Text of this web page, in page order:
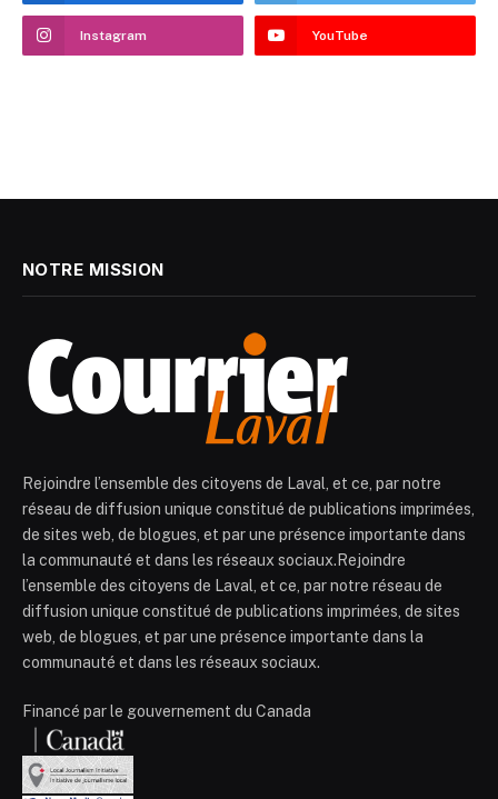
Instagram YouTube
NOTRE MISSION
Rejoindre l’ensemble des citoyens de Laval, et ce, par notre
réseau de diffusion unique constitué de publications imprimées,
de sites web, de blogues, et par une présence importante dans
la communauté et dans les réseaux sociaux.Rejoindre
l’ensemble des citoyens de Laval, et ce, par notre réseau de
diffusion unique constitué de publications imprimées, de sites
web, de blogues, et par une présence importante dans la
communauté et dans les réseaux sociaux.
Financé par le gouvernement du Canada